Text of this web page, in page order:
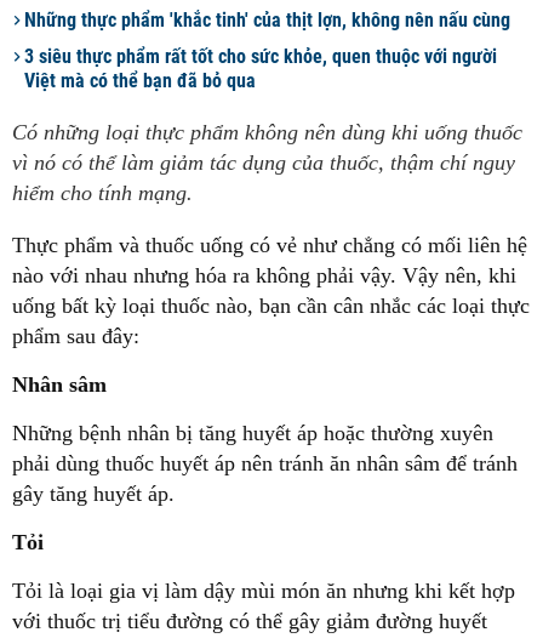
Những thực phẩm 'khắc tinh' của thịt lợn, không nên nấu cùng
3 siêu thực phẩm rất tốt cho sức khỏe, quen thuộc với người
Việt mà có thể bạn đã bỏ qua
Có những loại thực phẩm không nên dùng khi uống thuốc
vì nó có thể làm giảm tác dụng của thuốc, thậm chí nguy
hiểm cho tính mạng.
Thực phẩm và thuốc uống có vẻ như chẳng có mối liên hệ
nào với nhau nhưng hóa ra không phải vậy. Vậy nên, khi
uống bất kỳ loại thuốc nào, bạn cần cân nhắc các loại thực
phẩm sau đây:
Nhân sâm
Những bệnh nhân bị tăng huyết áp hoặc thường xuyên
phải dùng thuốc huyết áp nên tránh ăn nhân sâm để tránh
gây tăng huyết áp.
Tỏi
Tỏi là loại gia vị làm dậy mùi món ăn nhưng khi kết hợp
với thuốc trị tiểu đường có thể gây giảm đường huyết